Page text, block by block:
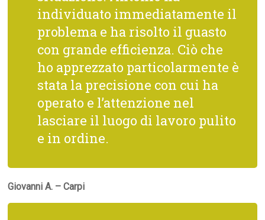
individuato immediatamente il
problema e ha risolto il guasto
con grande efficienza. Ciò che
ho apprezzato particolarmente è
stata la precisione con cui ha
operato e l’attenzione nel
lasciare il luogo di lavoro pulito
e in ordine.
Giovanni A. – Carpi